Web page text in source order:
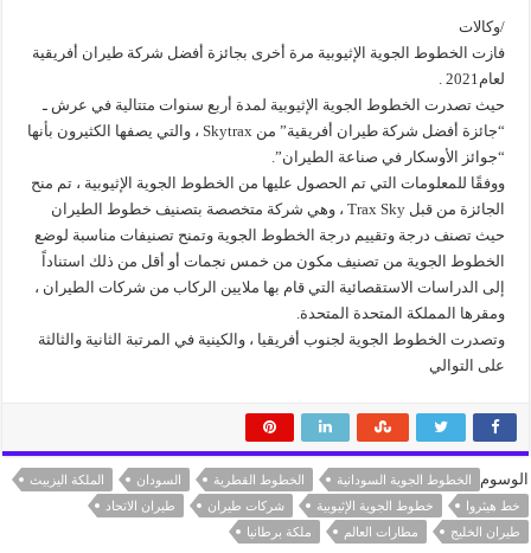
/وكالات
فازت الخطوط الجوية الإثيوبية مرة أخرى بجائزة أفضل شركة طيران أفريقية
لعام2021 .
حيث تصدرت الخطوط الجوية الإثيوبية لمدة أربع سنوات متتالية في عرش ـ
“جائزة أفضل شركة طيران أفريقية” من Skytrax ، والتي يصفها الكثيرون بأنها
“جوائز الأوسكار في صناعة الطيران”.
ووفقًا للمعلومات التي تم الحصول عليها من الخطوط الجوية الإثيوبية ، تم منح
الجائزة من قبل Trax Sky ، وهي شركة متخصصة بتصنيف خطوط الطيران
حيث تصنف درجة وتقييم درجة الخطوط الجوية وتمنح تصنيفات مناسبة لوضع
الخطوط الجوية من تصنيف مكون من خمس نجمات أو أقل من ذلك استناداً
إلى الدراسات الاستقصائية التي قام بها ملايين الركاب من شركات الطيران ،
ومقرها المملكة المتحدة المتحدة.
وتصدرت الخطوط الجوية لجنوب أفريقيا ، والكينية في المرتبة الثانية والثالثة
على التوالي
الوسوم الخطوط الجوية السودانية الخطوط القطرية السودان
الملكة اليزبيث
خط هيثروا
خطوط الجوية الإثيوبية شركات طيران
طيران الاتحاد
طيران الخليج
مطارات العالم ملكة برطانيا